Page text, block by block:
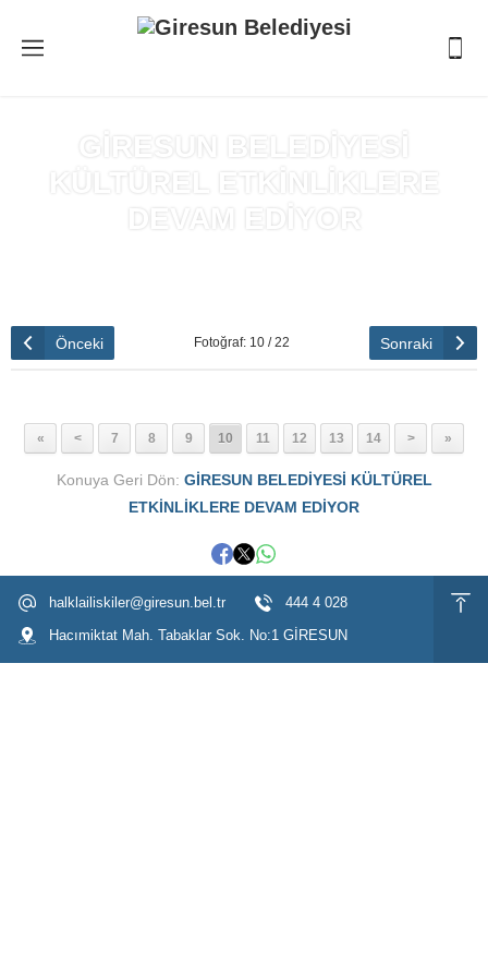
GİRESUN BELEDİYESİ
KÜLTÜREL ETKİNLİKLERE
DEVAM EDİYOR
Önceki Fotoğraf: 10 / 22 Sonraki
« < 7 8 9 10 11 12 13 14 > »
Konuya Geri Dön: GİRESUN BELEDİYESİ KÜLTÜREL
ETKİNLİKLERE DEVAM EDİYOR
halklailiskiler@giresun.bel.tr
444 4 028
Hacımiktat Mah. Tabaklar Sok. No:1 GİRESUN